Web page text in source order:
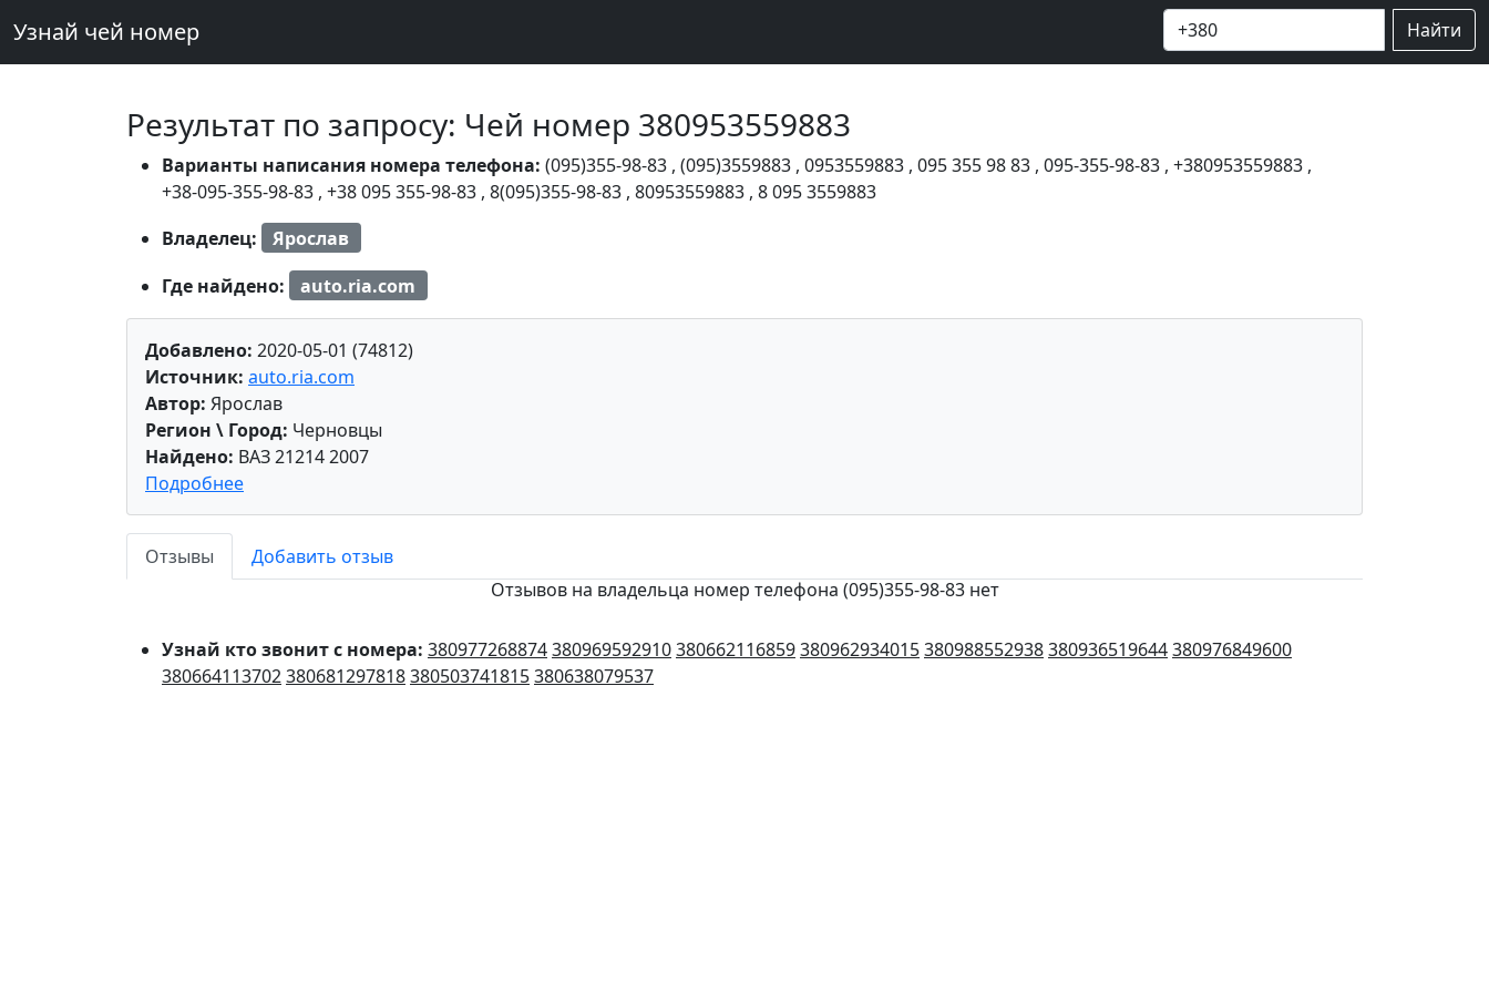
Узнай чей номер Найти
Результат по запросу: Чей номер 380953559883
Варианты написания номера телефона: (095)355-98-83 , (095)3559883 , 0953559883 , 095 355 98 83 , 095-355-98-83 , +380953559883 ,
+38-095-355-98-83 , +38 095 355-98-83 , 8(095)355-98-83 , 80953559883 , 8 095 3559883
Владелец:
Ярослав
Где найдено:
auto.ria.com
Добавлено: 2020-05-01 (74812)
Источник: auto.ria.com
Автор: Ярослав
Регион \ Город: Черновцы
Найдено: ВАЗ 21214 2007
Подробнее
Отзывы
Добавить отзыв
Отзывов на владельца номер телефона (095)355-98-83 нет
Узнай кто звонит с номера: 380977268874380969592910380662116859380962934015380988552938380936519644380976849600
380664113702380681297818380503741815380638079537